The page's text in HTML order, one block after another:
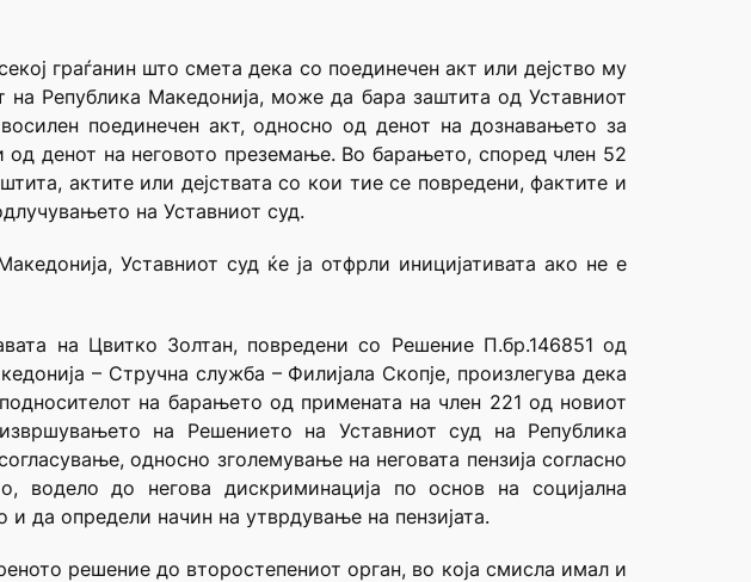
граѓанин што смета дека со поединечен акт или дејство му
Република Македонија, може да бара заштита од Уставниот
поединечен акт, односно од денот на дознавањето за
денот на неговото преземање. Во барањето, според член 52
актите или дејствата со кои тие се повредени, фактите и
на Уставниот суд.
Уставниот суд ќе ја отфрли иницијативата ако не е
на Цвитко Золтан, повредени со Решение П.бр.146851 од
– Стручна служба – Филијала Скопје, произлегува дека
на барањето од примената на член 221 од новиот
на Решението на Уставниот суд на Република
односно зголемување на неговата пензија согласно
водело до негова дискриминација по основ на социјална
да определи начин на утврдување на пензијата.
решение до второстепениот орган, во која смисла имал и